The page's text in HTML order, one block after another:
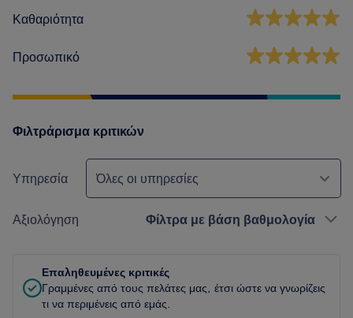
Καθαριότητα
Προσωπικό
Φιλτράρισμα κριτικών
Υπηρεσία Όλες οι υπηρεσίες
Αξιολόγηση Φίλτρα με βάση βαθμολογία
Επαληθευμένες κριτικές
Γραμμένες από τους πελάτες μας, έτσι ώστε να γνωρίζεις
τι να περιμένεις από εμάς.